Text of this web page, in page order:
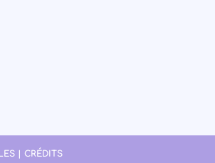
| CRÉDITS